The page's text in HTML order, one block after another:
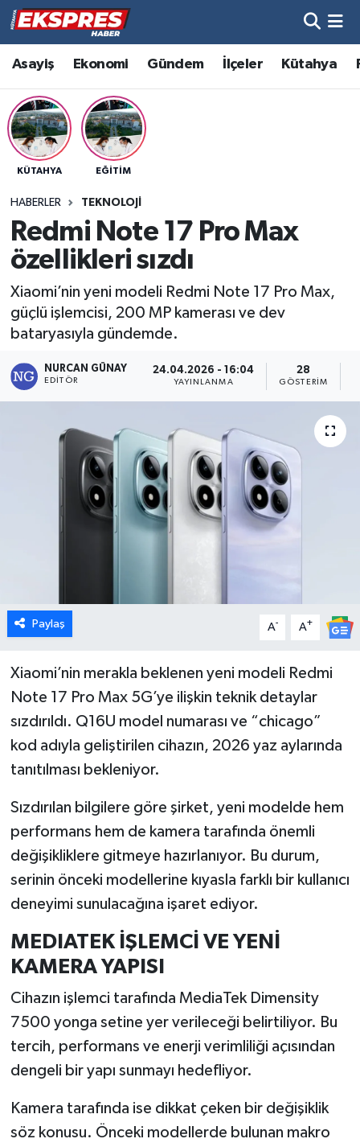
Asayiş Ekonomi Gündem İlçeler Kütahya
KÜTAHYA EĞITIM
HABERLER TEKNOLOJI
Redmi Note 17 Pro Max
özellikleri sızdı
Xiaomi’nin yeni modeli Redmi Note 17 Pro Max,
güçlü işlemcisi, 200 MP kamerası ve dev
bataryasıyla gündemde.
NURCAN GÜNAY
EDITÖR
24.04.2026 - 16:04
YAYINLANMA
28
GÖSTERIM
Paylaş A- A+
Xiaomi’nin merakla beklenen yeni modeli Redmi
Note 17 Pro Max 5G’ye ilişkin teknik detaylar
sızdırıldı. Q16U model numarası ve “chicago”
kod adıyla geliştirilen cihazın, 2026 yaz aylarında
tanıtılması bekleniyor.
Sızdırılan bilgilere göre şirket, yeni modelde hem
performans hem de kamera tarafında önemli
değişikliklere gitmeye hazırlanıyor. Bu durum,
serinin önceki modellerine kıyasla farklı bir kullanıcı
deneyimi sunulacağına işaret ediyor.
MEDIATEK İŞLEMCİ VE YENİ
KAMERA YAPISI
Cihazın işlemci tarafında MediaTek Dimensity
7500 yonga setine yer verileceği belirtiliyor. Bu
tercih, performans ve enerji verimliliği açısından
dengeli bir yapı sunmayı hedefliyor.
Kamera tarafında ise dikkat çeken bir değişiklik
söz konusu. Önceki modellerde bulunan makro
Altıntaş
Asayiş
Aslanapa
Bölge
Çavdarhisar
Domaniç
Eğitim
Ekonomi
Genel
Gündem
Hisarcık
İlçeler
Köşe Yazıları
Kültür Sanat
Kütahya
Otomobil
Pazarlar
Politika
Rüya Tabirleri
Hava Durumu
Trafik Durumu
Süper Lig Puan Durumu ve Fikstür
Son Dakika Haberleri
Haber Arşivi